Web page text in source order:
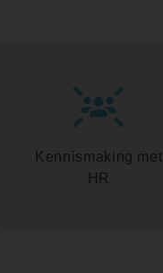
Kennismaking met
HR